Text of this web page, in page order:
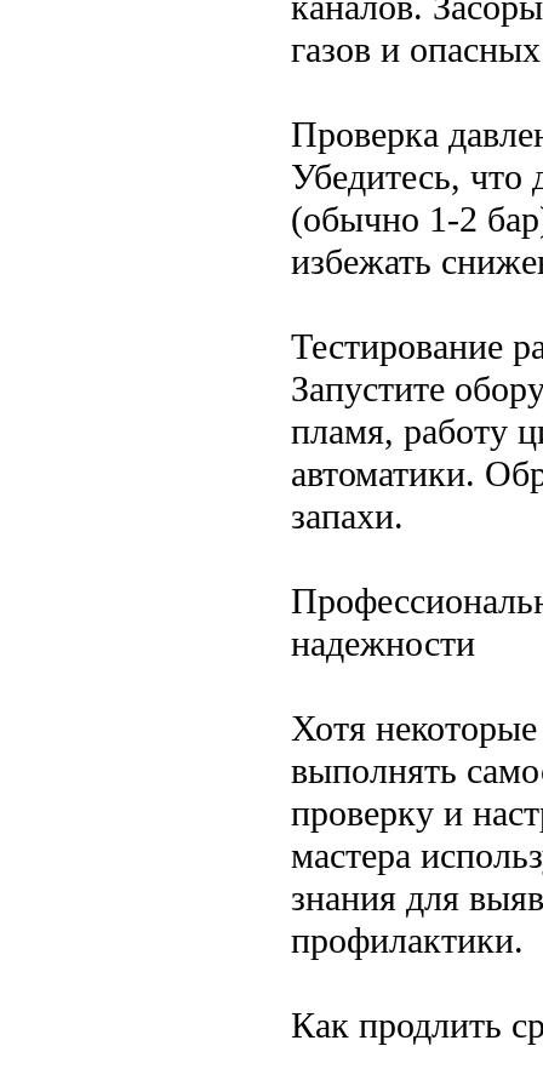
газов и
Проверка
Убедитесь, что
(обычно 1-2
избежать
Тестирование
Запустите
пламя, работу
автоматики.
запахи.
надежности
Хотя
выполнять
проверку и
мастера
знания для
профилактики.
Как продлить